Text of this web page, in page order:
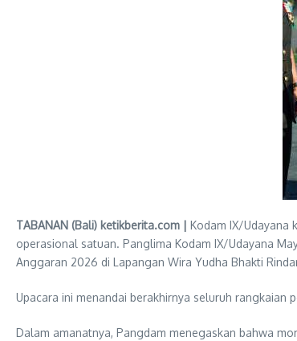
TABANAN (Bali) ketikberita.com | Kodam IX/Udayana
operasional satuan. Panglima Kodam IX/Udayana
Anggaran 2026 di Lapangan Wira Yudha Bhakti
Upacara ini menandai berakhirnya seluruh
Dalam amanatnya, Pangdam menegaskan bahwa